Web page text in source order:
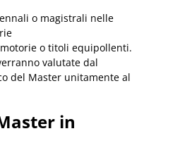
o magistrali nelle
o titoli equipollenti.
valutate dal
del Master unitamente al
in